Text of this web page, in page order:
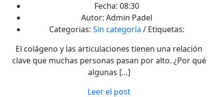
Fecha: 08:30
Autor: Admin Padel
Categorias: Sin categoría / Etiquetas:
El colágeno y las articulaciones tienen una relación
clave que muchas personas pasan por alto. ¿Por qué
algunas […]
Leer el post